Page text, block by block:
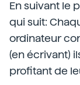
En suivant le
qui suit:
ordinateur
(en écrivant)
profitant de